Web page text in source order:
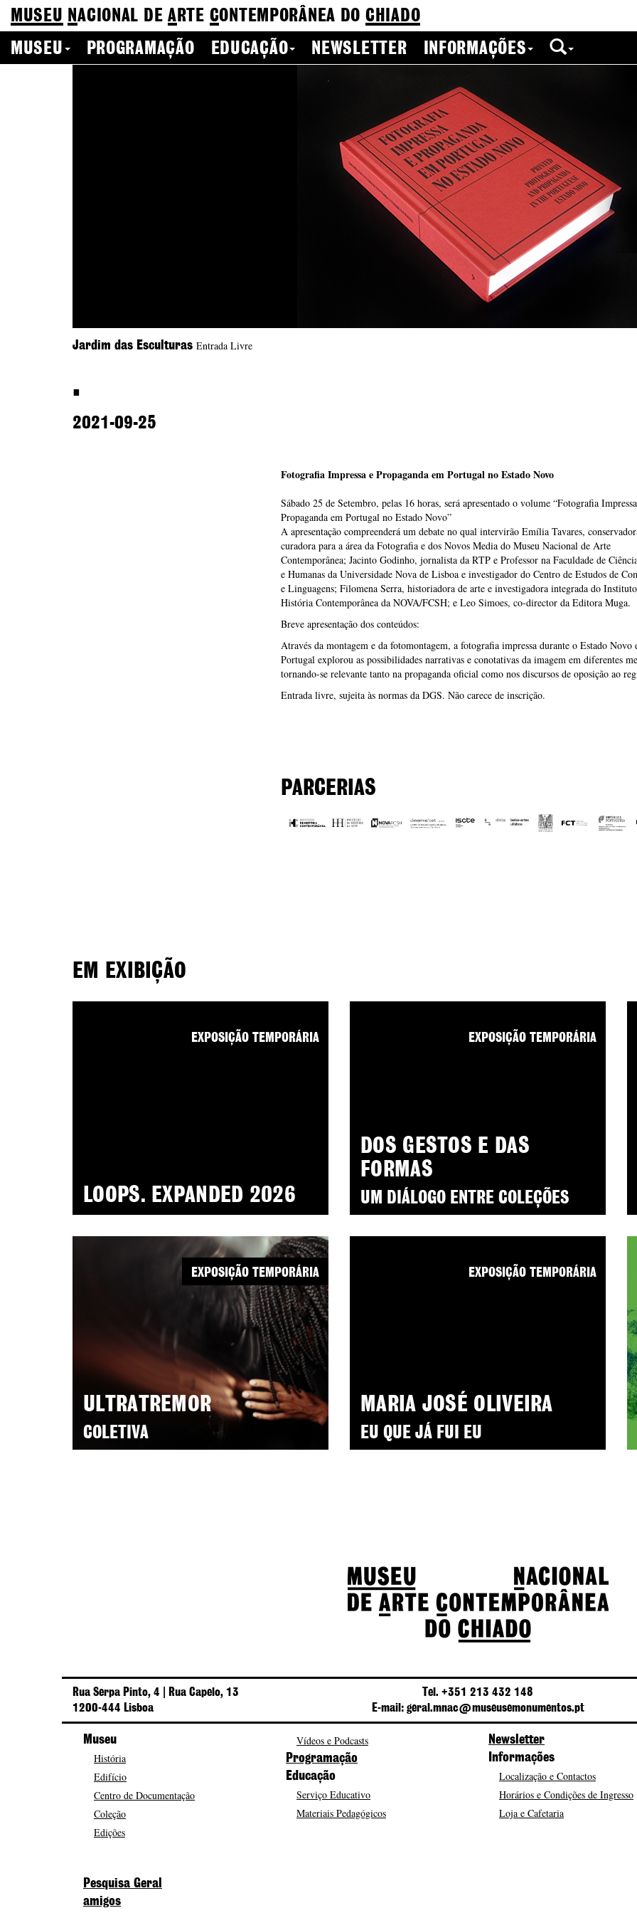
MUSEU NACIONAL DEA RTE CONTEMPORÂNEA DO CHIADO
MUSEU
PROGRAMAÇÃO EDUCAÇÃO NEWSLETTER INFORMAÇÕES
Jardim das Esculturas Entrada Livre
.
2021-09-25
Fotografia Impressa e Propaganda em Portugal no Estado Novo
Sábado 25 de Setembro, pelas 16 horas, será apresentado o volume “Fotografia
Propaganda em Portugal no Estado Novo”
A apresentação compreenderá um debate no qual intervirão Emília Tavares,
curadora para a área da Fotografia e dos Novos Media do Museu Nacional de Arte
Contemporânea; Jacinto Godinho, jornalista da RTP e Professor na Faculdade de
e Humanas da Universidade Nova de Lisboa e investigador do Centro de Estudos de
e Linguagens; Filomena Serra, historiadora de arte e investigadora integrada do
História Contemporânea da NOVA/FCSH; e Leo Simoes, co-director da Editora Muga.
Breve apresentação dos conteúdos:
Através da montagem e da fotomontagem, a fotografia impressa durante o Estado Novo
Portugal explorou as possibilidades narrativas e conotativas da imagem em diferentes
tornando-se relevante tanto na propaganda oficial como nos discursos de oposição ao
Entrada livre, sujeita às normas da DGS. Não carece de inscrição.
PARCERIAS
EM EXIBIÇÃO
LOOPS. EXPANDED 2026
EXPOSIÇÃO TEMPORÁRIA
DOS GESTOS E DAS
FORMAS
UM DIÁLOGO ENTRE COLEÇÕES
EXPOSIÇÃO TEMPORÁRIA
ULTRATREMOR
COLETIVA
EXPOSIÇÃO TEMPORÁRIA
MARIA JOSÉ OLIVEIRA
EU QUE JÁ FUI EU
EXPOSIÇÃO TEMPORÁRIA
Rua Serpa Pinto, 4 | Rua Capelo, 13
1200-444 Lisboa
Tel. +351 213 432 148
E-mail: geral.mnac@museusemonumentos.pt
Museu
História
Edifício
Centro de Documentação
Coleção
Edições
Vídeos e Podcasts
Programação
Educação
Serviço Educativo
Materiais Pedagógicos
Newsletter
Informações
Localização e Contactos
Horários e Condições de Ingresso
Loja e Cafetaria
Pesquisa Geral
amigos